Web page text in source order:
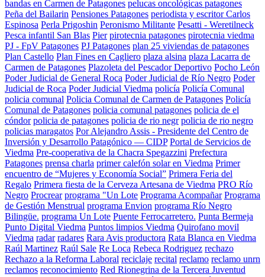
bandas en Carmen de Patagones pelucas oncológicas patagones
Peña del Bailarin Pensiones Patagones periodista y escritor Carlos
Espinosa Perla Prigoshin Peronismo Militante Pesatti - Weretilneck
Pesca infantil San Blas Pier pirotecnia patagones pirotecnia viedma
PJ - FpV Patagones PJ Patagones plan 25 viviendas de patagones
Plan Castello Plan Fines en Cagliero plaza alsina plaza Lacarra de
Carmen de Patagones Plazoleta del Pescador Deportivo Pocho León
Poder Judicial de General Roca Poder Judicial de Río Negro Poder
Judicial de Roca Poder Judicial Viedma policía Policía Comunal
policia comunal Policia Comunal de Carmen de Patagones Policía
Comunal de Patagones policia comunal patagones policia de el
cóndor policia de patagones policia de rio negr policia de rio negro
policias maragatos Por Alejandro Assis - Presidente del Centro de
Inversión y Desarrollo Patagónico — CIDP Portal de Servicios de
Viedma Pre-cooperativa de la Chacra Spegazzini Prefectura
Patagones prensa charla primer calefón solar en Viedma Primer
encuentro de “Mujeres y Economía Social” Primera Feria del
Regalo Primera fiesta de la Cerveza Artesana de Viedma PRO Río
Negro Procrear programa "Un Lote Programa Acompañar Programa
de Gestión Menstrual programa Envion programa Río Negro
Bilingüe. programa Un Lote Puente Ferrocarretero. Punta Bermeja
Punto Digital Viedma Puntos limpios Viedma Quirofano movil
Viedma radar radares Rara Avis productora Rata Blanca en Viedma
Raúl Martinez Raúl Sale Re Loca Rebeca Rodriguez rechazo
Rechazo a la Reforma Laboral reciclaje recital reclamo reclamo unrn
reclamos reconocimiento Red Rionegrina de la Tercera Juventud